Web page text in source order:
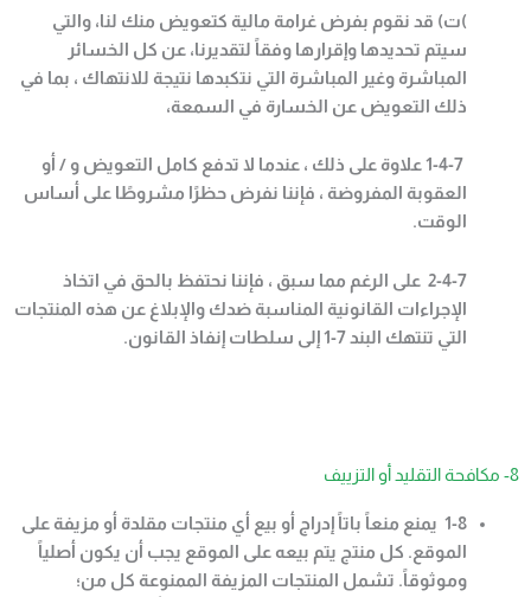
)ت‌) قد نقوم بفرض غرامة مالية كتعويض منك لنا، والتي
سيتم تحديدها وإقرارها وفقاً لتقديرنا، عن كل الخسائر
المباشرة وغير المباشرة التي نتكبدها نتيجة للانتهاك ، بما في
ذلك التعويض عن الخسارة في السمعة،
علاوة على ذلك ، عندما لا تدفع كامل التعويض و / أو
العقوبة المفروضة ، فإننا نفرض حظرًا مشروطًا على أساس
الوقت.
2-4-7 على الرغم مما سبق ، فإننا نحتفظ بالحق في اتخاذ
الإجراءات القانونية المناسبة ضدك والإبلاغ عن هذه المنتجات
التي تنتهك البند 7-1 إلى سلطات إنفاذ القانون
.
8- مكافحة التقليد أو التزييف
1-8 يمنع منعاً باتاً إدراج أو بيع أي منتجات مقلدة أو مزيفة على
الموقع. كل منتج يتم بيعه على الموقع يجب أن يكون أصلياً
وموثوقاً. تشمل المنتجات المزيفة الممنوعة كل من؛